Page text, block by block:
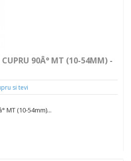
90Â° MT (10-54MM) -
si tevi
MT (10-54mm)...